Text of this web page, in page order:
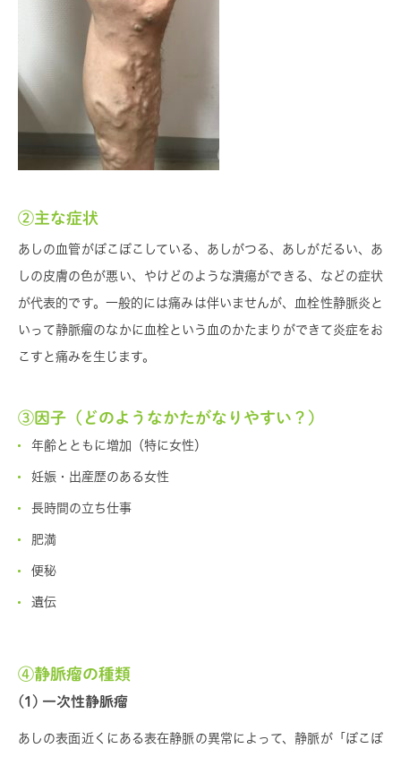
②主な症状
あしの血管がぼこぼこしている、あしがつる、あしがだるい、あ
しの皮膚の色が悪い、やけどのような潰瘍ができる、などの症状
が代表的です。一般的には痛みは伴いませんが、血栓性静脈炎と
いって静脈瘤のなかに血栓という血のかたまりができて炎症をお
こすと痛みを生じます。
③因子（どのようなかたがなりやすい？）
年齢とともに増加（特に女性）
妊娠・出産歴のある女性
長時間の立ち仕事
肥満
便秘
遺伝
④静脈瘤の種類
(1) 一次性静脈瘤
あしの表面近くにある表在静脈の異常によって、静脈が「ぼこぼ